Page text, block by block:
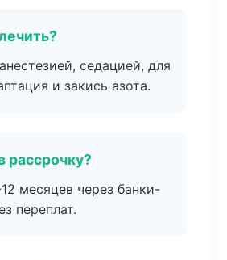
седацией, для
и закись азота.
рассрочку?
месяцев через банки-
переплат.